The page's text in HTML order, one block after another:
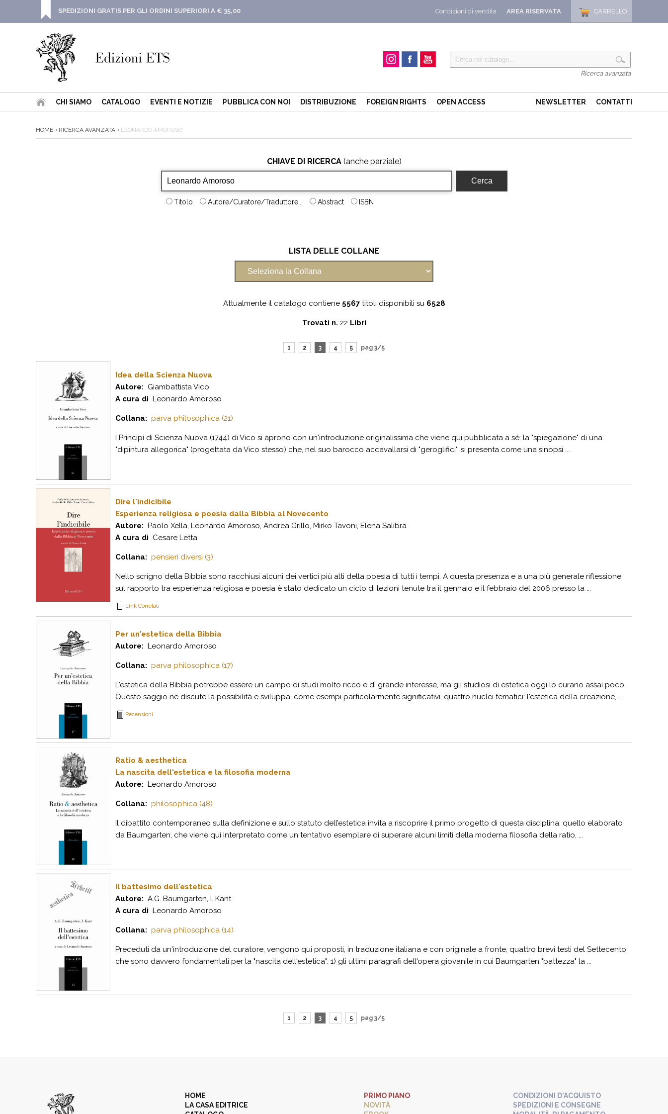
CARRELLO
AREA RISERVATA
Condizioni di vendita
SPEDIZIONI GRATIS PER GLI ORDINI SUPERIORI A € 35,00
Ricerca avanzata
CHI SIAMO CATALOGO EVENTI E NOTIZIE PUBBLICA CON NOI DISTRIBUZIONE FOREIGN RIGHTS OPEN ACCESS NEWSLETTER CONTATTI
HOME RICERCA AVANZATA LEONARDO AMOROSO
CHIAVE DI RICERCA(anche parziale)
Titolo Autore/Curatore/Traduttore... Abstract ISBN
LISTA DELLE COLLANE
Attualmente il catalogo contiene 5567titoli disponibili su 6528
Trovati n. 22 Libri
1 2 3 4 5 pag 3/5
Idea della Scienza Nuova
Autore: Giambattista Vico
A cura di Leonardo Amoroso
Collana: parva philosophica (21)
I Principi di Scienza Nuova (1744) di Vico si aprono con un'introduzione originalissima che viene qui pubblicata a sé: la "spiegazione" di una
"dipintura allegorica" (progettata da Vico stesso) che, nel suo barocco accavallarsi di "geroglifici", si presenta come una sinopsi ...
Dire l'indicibile
Esperienza religiosa e poesia dalla Bibbia al Novecento
Autore: Paolo Xella, Leonardo Amoroso, Andrea Grillo, Mirko Tavoni, Elena Salibra
A cura di Cesare Letta
Collana: pensieri diversi (3)
Nello scrigno della Bibbia sono racchiusi alcuni dei vertici più alti della poesia di tutti i tempi. A questa presenza e a una più generale riflessione
sul rapporto tra esperienza religiosa e poesia è stato dedicato un ciclo di lezioni tenute tra il gennaio e il febbraio del 2006 presso la ...
Link Correlati
Per un'estetica della Bibbia
Autore: Leonardo Amoroso
Collana: parva philosophica (17)
L'estetica della Bibbia potrebbe essere un campo di studi molto ricco e di grande interesse, ma gli studiosi di estetica oggi lo curano assai poco.
Questo saggio ne discute la possibilità e sviluppa, come esempi particolarmente significativi, quattro nuclei tematici: l'estetica della creazione, ...
Recensioni
Ratio & aesthetica
La nascita dell'estetica e la filosofia moderna
Autore: Leonardo Amoroso
Collana: philosophica (48)
Il dibattito contemporaneo sulla definizione e sullo statuto dell’estetica invita a riscoprire il primo progetto di questa disciplina: quello elaborato
da Baumgarten, che viene qui interpretato come un tentativo esemplare di superare alcuni limiti della moderna filosofia della ratio, ...
Il battesimo dell'estetica
Autore: A.G. Baumgarten, I. Kant
A cura di Leonardo Amoroso
Collana: parva philosophica (14)
Preceduti da un'introduzione del curatore, vengono qui proposti, in traduzione italiana e con originale a fronte, quattro brevi testi del Settecento
che sono davvero fondamentali per la "nascita dell'estetica": 1) gli ultimi paragrafi dell'opera giovanile in cui Baumgarten "battezza" la ...
1 2 3 4 5 pag 3/5
HOME
LA CASA EDITRICE
PRIMO PIANO
NOVITÀ
CONDIZIONI D'ACQUISTO
SPEDIZIONI E CONSEGNE